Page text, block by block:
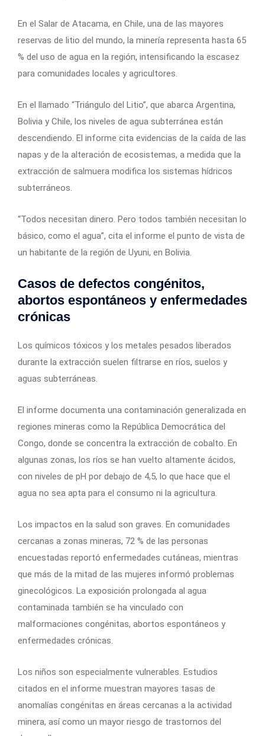
En el Salar de Atacama, en Chile, una de las mayores
reservas de litio del mundo, la minería representa hasta 65
% del uso de agua en la región, intensificando la escasez
para comunidades locales y agricultores.
En el llamado “Triángulo del Litio”, que abarca Argentina,
Bolivia y Chile, los niveles de agua subterránea están
descendiendo. El informe cita evidencias de la caída de las
napas y de la alteración de ecosistemas, a medida que la
extracción de salmuera modifica los sistemas hídricos
subterráneos.
“Todos necesitan dinero. Pero todos también necesitan lo
básico, como el agua”, cita el informe el punto de vista de
un habitante de la región de Uyuni, en Bolivia.
Casos de defectos congénitos,
abortos espontáneos y enfermedades
crónicas
Los químicos tóxicos y los metales pesados liberados
durante la extracción suelen filtrarse en ríos, suelos y
aguas subterráneas.
El informe documenta una contaminación generalizada en
regiones mineras como la República Democrática del
Congo, donde se concentra la extracción de cobalto. En
algunas zonas, los ríos se han vuelto altamente ácidos,
con niveles de pH por debajo de 4,5, lo que hace que el
agua no sea apta para el consumo ni la agricultura.
Los impactos en la salud son graves. En comunidades
cercanas a zonas mineras, 72 % de las personas
encuestadas reportó enfermedades cutáneas, mientras
que más de la mitad de las mujeres informó problemas
ginecológicos. La exposición prolongada al agua
contaminada también se ha vinculado con
malformaciones congénitas, abortos espontáneos y
enfermedades crónicas.
Los niños son especialmente vulnerables. Estudios
citados en el informe muestran mayores tasas de
anomalías congénitas en áreas cercanas a la actividad
minera, así como un mayor riesgo de trastornos del